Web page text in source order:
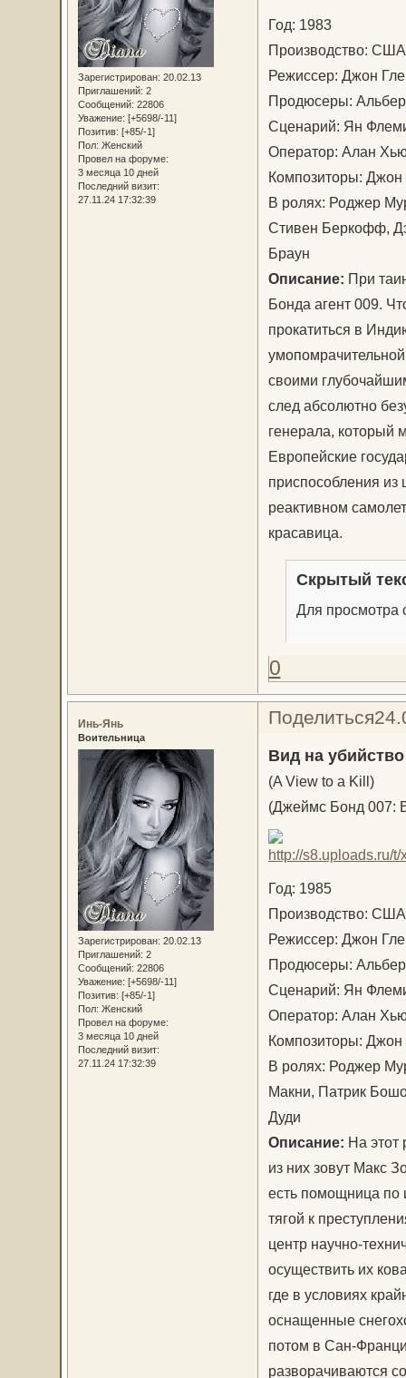
Зарегистрирован: 20.02.13
Приглашений: 2
Сообщений: 22806
Уважение: [+5698/-11]
Позитив: [+85/-1]
Пол: Женский
Провел на форуме:
3 месяца 10 дней
Последний визит:
27.11.24 17:32:39
Год: 1983
Производство:
Режиссер: Джон
Продюсеры:
Сценарий: Ян
Оператор: Алан
Композиторы:
В ролях: Роджер
Стивен Беркофф,
Браун
Описание: При
Бонда агент 009.
прокатиться в
своими
след абсолютно
генерала, который
Европейские
приспособления
реактивном
красавица.
Скрытый
Для просмотра
0
Поделиться
Инь-Янь
Воительница
Зарегистрирован: 20.02.13
Приглашений: 2
Сообщений: 22806
Уважение: [+5698/-11]
Позитив: [+85/-1]
Пол: Женский
Провел на форуме:
3 месяца 10 дней
Последний визит:
27.11.24 17:32:39
Вид на убийство
(A View to a Kill)
(Джеймс Бонд 007:
Год: 1985
Производство:
Режиссер: Джон
Продюсеры:
Сценарий: Ян
Оператор: Алан
Композиторы:
В ролях: Роджер
Макни, Патрик
Дуди
Описание: На этот
из них зовут Макс
есть помощница по
тягой к
центр научно-
осуществить их
где в условиях
оснащенные
потом в Сан-
разворачиваются